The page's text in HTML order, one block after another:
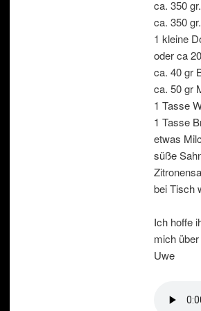
ca. 350
ca. 350
1 kleine
oder ca
ca. 40 gr
ca. 50 gr
1 Tasse
1 Tasse
etwas
süße
bei Tisch
Ich hoffe
mich
Uwe